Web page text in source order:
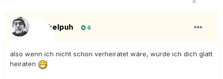
Onkelpuh 6
also wenn ich nicht schon verheiratet wäre, würde ich dich glatt
heiraten